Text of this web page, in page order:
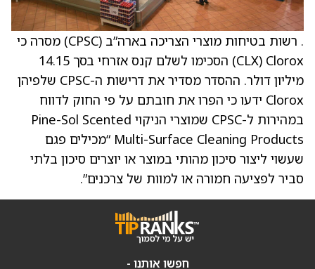
. רשות בטיחות מוצרי הצריכה בארה”ב (CPSC) מסרה כי
Clorox ‏(CLX) הסכימו לשלם קנס אזרחי בסך 14.15
מיליון דולר. ההסדר מסדיר את דרישות ה-CPSC שלפיהן
Clorox ידעו כי הפרו את חובתם על פי החוק לדווח
במהירות ל-CPSC שמוצרי הניקוי Pine-Sol Scented
Multi-Surface Cleaning Products “מכילים פגם
שעשוי ליצור סיכון מהותי במוצר או יוצרים סיכון בלתי
סביר לפציעה חמורה או למוות של צרכנים”.
חפשו אותנו -